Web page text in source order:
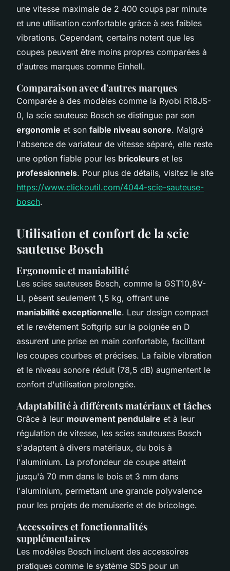
une vitesse maximale de 2 400 coups par minute
et une utilisation confortable grâce à ses faibles
vibrations. Cependant, certains notent que les
coupes peuvent être moins propres comparées à
d'autres marques comme Einhell.
Comparaison avec d'autres marques
Comparée à des modèles comme la Ryobi R18JS-
0, la scie sauteuse Bosch se distingue par son
ergonomie et son faible niveau sonore. Malgré
l'absence de variateur de vitesse séparé, elle reste
une option fiable pour les bricoleurs et les
professionnels. Pour plus de détails, visitez le site
https://www.clickoutil.com/4044-scie-sauteuse-
bosch.
Utilisation et confort de la scie
sauteuse Bosch
Ergonomie et maniabilité
Les scies sauteuses Bosch, comme la GST10,8V-
LI, pèsent seulement 1,5 kg, offrant une
maniabilité exceptionnelle. Leur design compact
et le revêtement Softgrip sur la poignée en D
assurent une prise en main confortable, facilitant
les coupes courbes et précises. La faible vibration
et le niveau sonore réduit (78,5 dB) augmentent le
confort d'utilisation prolongée.
Adaptabilité à différents matériaux et tâches
Grâce à leur mouvement pendulaire et à leur
régulation de vitesse, les scies sauteuses Bosch
s'adaptent à divers matériaux, du bois à
l'aluminium. La profondeur de coupe atteint
jusqu'à 70 mm dans le bois et 3 mm dans
l'aluminium, permettant une grande polyvalence
pour les projets de menuiserie et de bricolage.
Accessoires et fonctionnalités
supplémentaires
Les modèles Bosch incluent des accessoires
pratiques comme le système SDS pour un